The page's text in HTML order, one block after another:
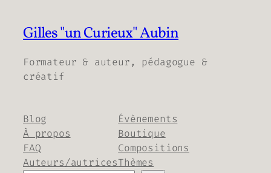
Gilles "un Curieux" Aubin
Formateur & auteur, pédagogue &
créatif
Blog
À propos
FAQ
Auteurs/autrices
Évènements
Boutique
Compositions
Thèmes